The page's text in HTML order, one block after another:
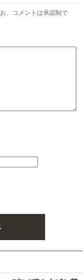
、コメントは承認制で